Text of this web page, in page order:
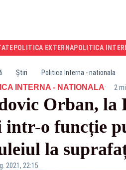
POLITICA EXTERNAPOLITICA
Știri Politica Interna - nationala
INTERNA - NATIONALA· 2
Orban, la
intr-o funcție
la
2021, 22:15